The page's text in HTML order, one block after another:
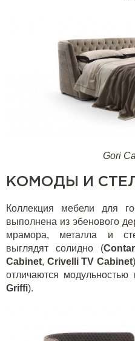
Gori
КОМОДЫ И
Коллекция мебели для
выполнена из эбенового
мрамора, металла и
выглядят солидно (
Cabinet, Crivelli TV Cabinet
отличаются модульностью
Griffi).